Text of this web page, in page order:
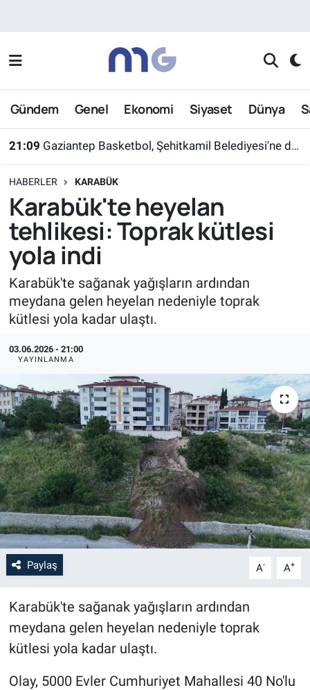
Gündem Genel Ekonomi Siyaset Dünya
21:09 Gaziantep Basketbol, Şehitkamil Belediyesi'ne devredildi
HABERLER KARABÜK
Karabük'te heyelan
tehlikesi: Toprak kütlesi
yola indi
Karabük'te sağanak yağışların ardından
meydana gelen heyelan nedeniyle toprak
kütlesi yola kadar ulaştı.
03.06.2026 - 21:00
YAYINLANMA
Paylaş A- A+
Karabük'te sağanak yağışların ardından
meydana gelen heyelan nedeniyle toprak
kütlesi yola kadar ulaştı.
Olay, 5000 Evler Cumhuriyet Mahallesi 40 No'lu
Nöbetçi Eczaneler
Hava Durumu
Süper Lig Puan Durumu ve Fikstür
Tüm Manşetler
Son Dakika Haberleri
Haber Arşivi